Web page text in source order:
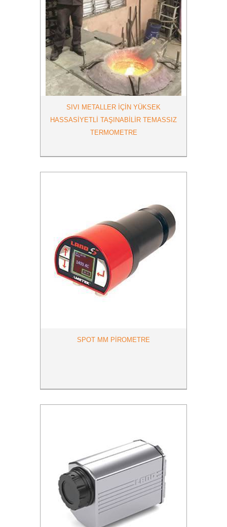
SIVI METALLER İÇİN YÜKSEK
HASSASİYETLİ TAŞINABİLİR TEMASSIZ
TERMOMETRE
SPOT MM PİROMETRE